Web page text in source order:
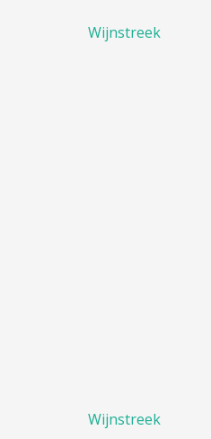
Wijnstreek
Wijnstreek